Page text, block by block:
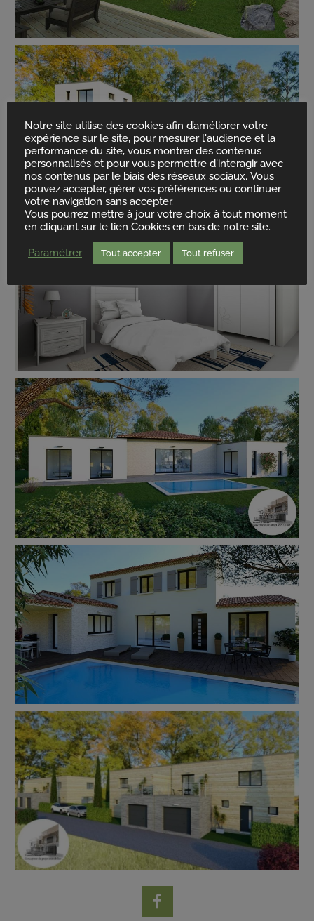
Notre site utilise des cookies afin d’améliorer votre
expérience sur le site, pour mesurer l'audience et la
performance du site, vous montrer des contenus
personnalisés et pour vous permettre d'interagir avec
nos contenus par le biais des réseaux sociaux. Vous
pouvez accepter, gérer vos préférences ou continuer
votre navigation sans accepter.
Vous pourrez mettre à jour votre choix à tout moment
en cliquant sur le lien Cookies en bas de notre site.
Paramétrer Tout accepter Tout refuser